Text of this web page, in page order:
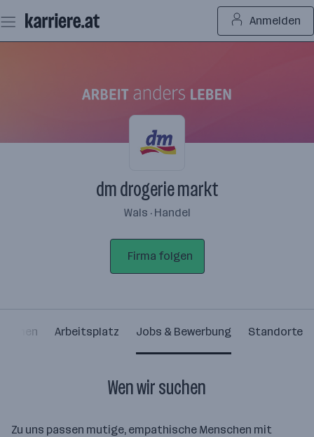
Seiteninhalt
springen
Anmelden
dm drogerie markt
Wals · Handel
Firma folgen
Arbeitsplatz Jobs & Bewerbung Standorte
Wen wir suchen
Zu uns passen mutige, empathische Menschen mit